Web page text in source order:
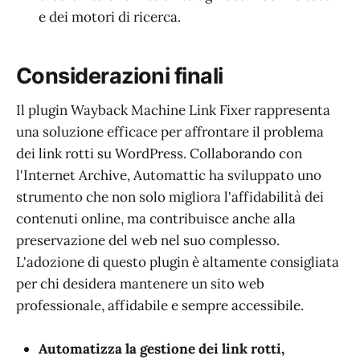
e dei motori di ricerca.
Considerazioni finali
Il plugin Wayback Machine Link Fixer rappresenta
una soluzione efficace per affrontare il problema
dei link rotti su WordPress. Collaborando con
l'Internet Archive, Automattic ha sviluppato uno
strumento che non solo migliora l'affidabilità dei
contenuti online, ma contribuisce anche alla
preservazione del web nel suo complesso.
L'adozione di questo plugin è altamente consigliata
per chi desidera mantenere un sito web
professionale, affidabile e sempre accessibile.
Automatizza la gestione dei link rotti,